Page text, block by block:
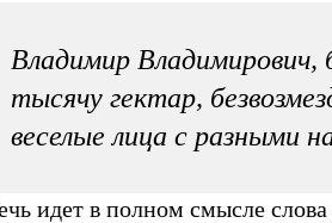
Владимир Владимирович,
тысячу гектар,
веселые лица с разными
идет в полном смысле